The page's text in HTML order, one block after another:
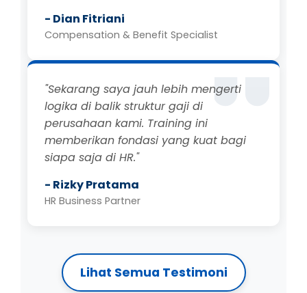
- Dian Fitriani
Compensation & Benefit Specialist
"Sekarang saya jauh lebih mengerti
logika di balik struktur gaji di
perusahaan kami. Training ini
memberikan fondasi yang kuat bagi
siapa saja di HR."
- Rizky Pratama
HR Business Partner
Lihat Semua Testimoni